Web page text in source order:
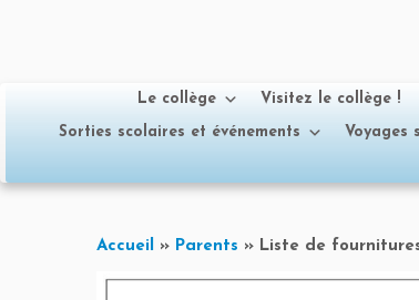
Le collège Visitez le collège !
Sorties scolaires et événements
Voyages
Accueil » Parents » Liste de